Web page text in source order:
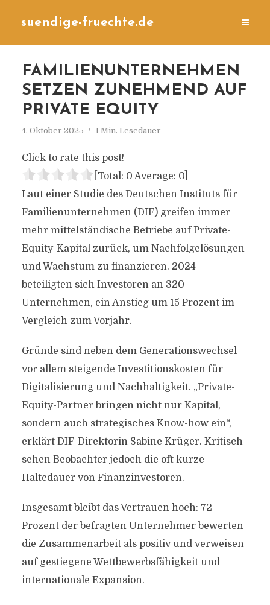
suendige-fruechte.de
FAMILIENUNTERNEHMEN
SETZEN ZUNEHMEND AUF
PRIVATE EQUITY
4. Oktober 2025 1 Min. Lesedauer
Click to rate this post!
[Total: 0 Average: 0]
Laut einer Studie des Deutschen Instituts für
Familienunternehmen (DIF) greifen immer
mehr mittelständische Betriebe auf Private-
Equity-Kapital zurück, um Nachfolgelösungen
und Wachstum zu finanzieren. 2024
beteiligten sich Investoren an 320
Unternehmen, ein Anstieg um 15 Prozent im
Vergleich zum Vorjahr.
Gründe sind neben dem Generationswechsel
vor allem steigende Investitionskosten für
Digitalisierung und Nachhaltigkeit. „Private-
Equity-Partner bringen nicht nur Kapital,
sondern auch strategisches Know-how ein“,
erklärt DIF-Direktorin Sabine Krüger. Kritisch
sehen Beobachter jedoch die oft kurze
Haltedauer von Finanzinvestoren.
Insgesamt bleibt das Vertrauen hoch: 72
Prozent der befragten Unternehmer bewerten
die Zusammenarbeit als positiv und verweisen
auf gestiegene Wettbewerbsfähigkeit und
internationale Expansion.